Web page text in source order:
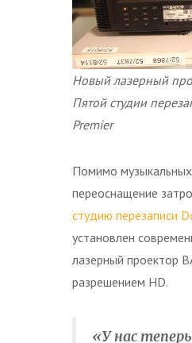
Новый лазерный
Пятой студии
Premier
Помимо
переоснащение
студию перезаписи
установлен
лазерный проектор
разрешением HD.
«У нас